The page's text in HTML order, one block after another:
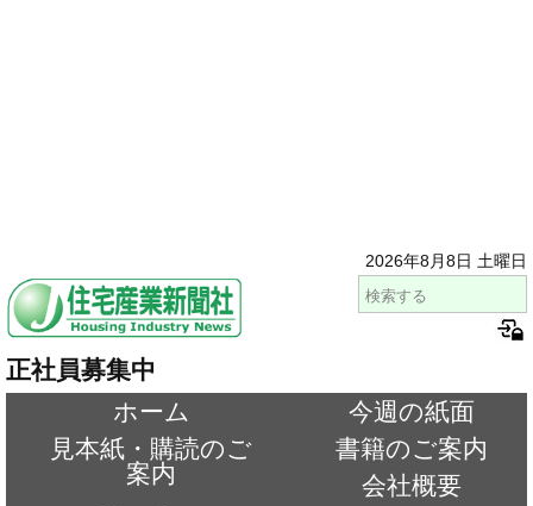
2026年8月8日 土曜日
正社員募集中
ホーム
今週の紙面
見本紙・購読のご
案内
書籍のご案内
会社概要